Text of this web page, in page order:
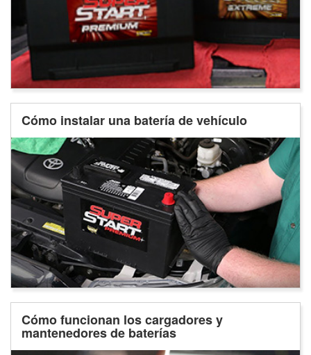
Cómo instalar una batería de vehículo
Cómo funcionan los cargadores y
mantenedores de baterías